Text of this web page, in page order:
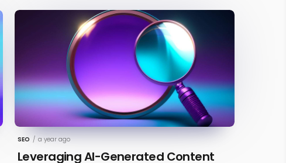
SEO / a year ago
Leveraging AI-Generated Content